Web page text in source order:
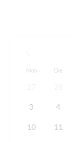
Mon Die
3 4
10 11